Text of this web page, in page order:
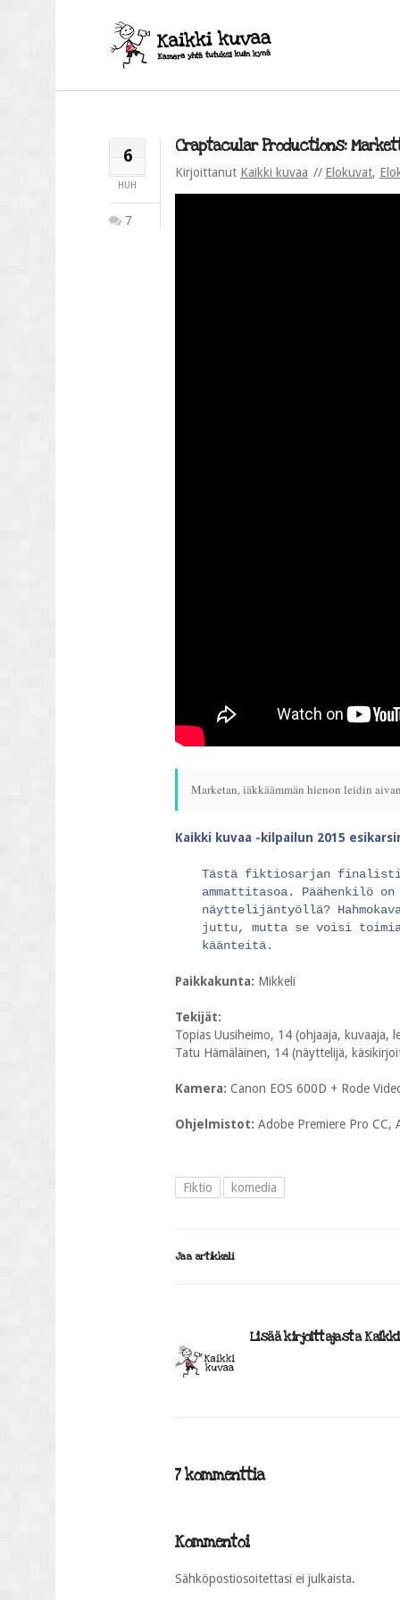
6
HUH
7
Craptacular Productions:
Kirjoittanut Kaikki kuvaa Elokuvat,
Marketan, iäkkäämmän hienon leidin
Kaikki kuvaa -kilpailun 2015
Tästä fiktiosarjan
ammattitasoa. Päähenkilö
näyttelijäntyöllä?
juttu, mutta se voisi toimia
käänteitä.
Paikkakunta: Mikkeli
Tekijät:
Topias Uusiheimo, 14 (ohjaaja, kuvaaja,
Tatu Hämäläinen, 14 (näyttelijä,
Kamera: Canon EOS 600D + Rode
Ohjelmistot: Adobe Premiere Pro CC,
Fiktio komedia
Jaa artikkeli
Lisää kirjoittajasta
7 kommenttia
Kommentoi
Sähköpostiosoitettasi ei julkaista.